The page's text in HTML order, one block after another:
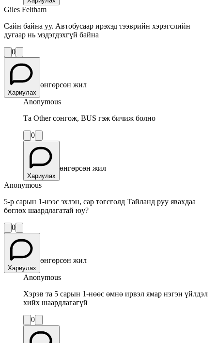
Giles Feltham
Сайн байна уу. Автобусаар ирэхэд тээврийн хэрэгслийн
дугаар нь мэдэгдэхгүй байна
0
Хариулах
өнгөрсөн жил
Anonymous
Та Other сонгож, BUS гэж бичиж болно
0
Хариулах
өнгөрсөн жил
Anonymous
5-р сарын 1-нээс эхлэн, сар төгсгөлд Тайланд руу явахдаа
бөглөх шаардлагатай юу?
0
Хариулах
өнгөрсөн жил
Anonymous
Хэрэв та 5 сарын 1-нөөс өмнө ирвэл ямар нэгэн үйлдэл
хийх шаардлагагүй
0